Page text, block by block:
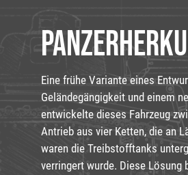
Eine frühe Variante eines
Geländegängigkeit und einem
entwickelte dieses Fahrzeug
Antrieb aus vier Ketten, die an
waren die Treibstofftanks
verringert wurde. Diese Lösung